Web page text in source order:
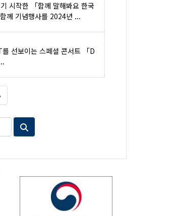
시작한 「함께 말해봐요 한국
께 기념행사를 2024년 ...
선보이는 스페셜 콘서트 「D